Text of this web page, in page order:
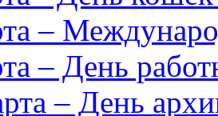
–
– День
– День